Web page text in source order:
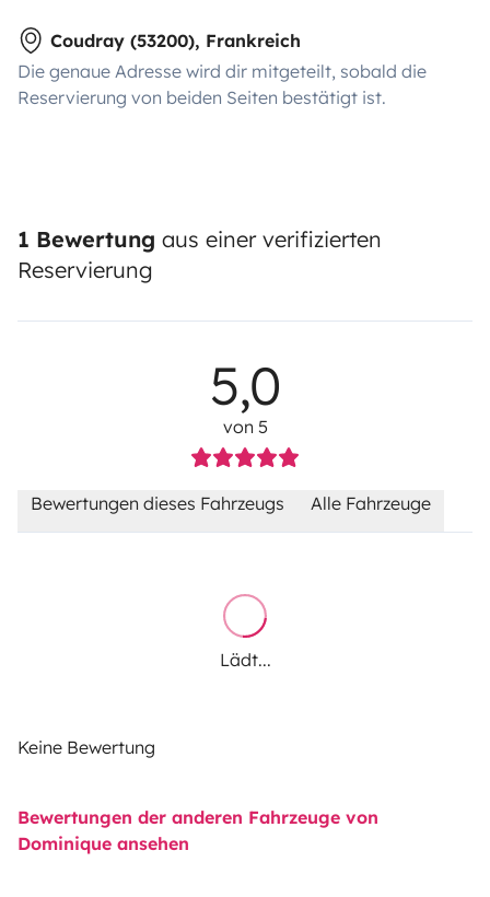
Coudray (53200), Frankreich
Die genaue Adresse wird dir mitgeteilt, sobald die
Reservierung von beiden Seiten bestätigt ist.
1 Bewertung aus einer verifizierten
Reservierung
5,0
von 5
Bewertungen dieses Fahrzeugs Alle Fahrzeuge
Lädt...
Keine Bewertung
Bewertungen der anderen Fahrzeuge von
Dominique ansehen